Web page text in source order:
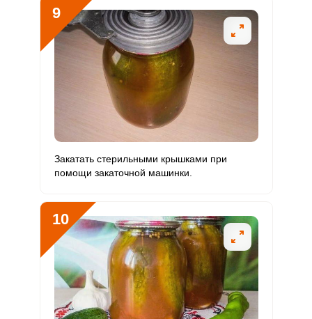
9
Закатать стерильными крышками при
помощи закаточной машинки.
10